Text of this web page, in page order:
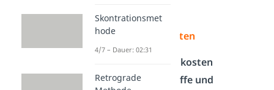
Materialeinzelkosten
Materialeinzelkosten
beinhalten
Rohstoffe und
Skontrationsmet
hode
4/7 – Dauer: 02:31
Retrograde